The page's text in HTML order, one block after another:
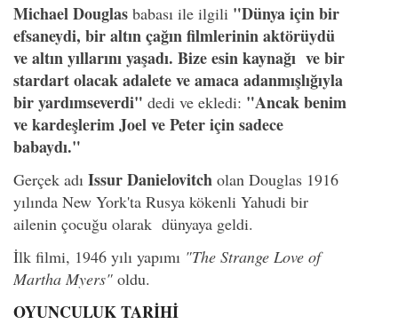
Michael Douglas babası ile ilgili "Dünya için bir
efsaneydi, bir altın çağın filmlerinin aktörüydü
ve altın yıllarını yaşadı. Bize esin kaynağı ve bir
stardart olacak adalete ve amaca adanmışlığıyla
bir yardımseverdi" dedi ve ekledi: "Ancak benim
ve kardeşlerim Joel ve Peter için sadece
babaydı."
Gerçek adı Issur Danielovitch olan Douglas 1916
yılında New York'ta Rusya kökenli Yahudi bir
ailenin çocuğu olarak dünyaya geldi.
İlk filmi, 1946 yılı yapımı "The Strange Love of
Martha Myers" oldu.
OYUNCULUK TARİHİ